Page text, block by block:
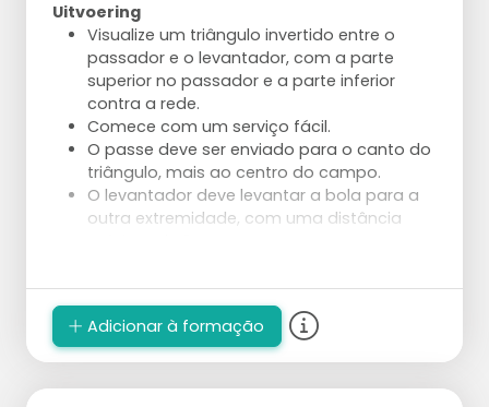
Uitvoering
Visualize um triângulo invertido entre o
passador e o levantador, com a parte
superior no passador e a parte inferior
contra a rede.
Comece com um serviço fácil.
O passe deve ser enviado para o canto do
triângulo, mais ao centro do campo.
O levantador deve levantar a bola para a
outra extremidade, com uma distância
Vervolg
O treinador joga a bola de volta para o
passador, repita e receba ou jogue fora se
Adicionar à formação